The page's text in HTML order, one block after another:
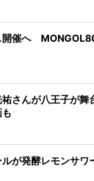
開催へ
さんが八王子が舞
ルが発酵レモンサ